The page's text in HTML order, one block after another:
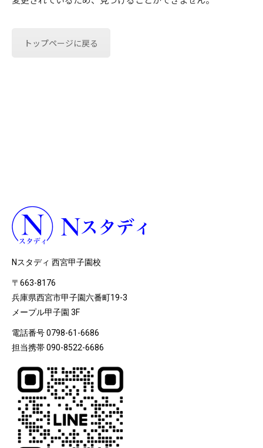
トップページに戻る
Nスタディ 西宮甲子園校
〒663-8176
兵庫県西宮市甲子園六番町19-3
メープル甲子園 3F
電話番号 0798-61-6686
担当携帯 090-8522-6686